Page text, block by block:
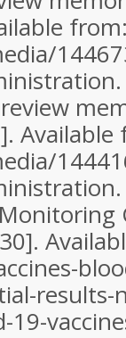
Available
results-